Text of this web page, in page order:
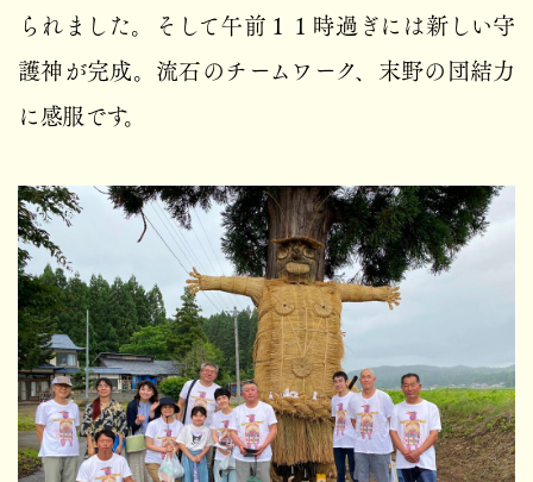
られました。そして午前１１時過ぎには新しい守
護神が完成。流石のチームワーク、末野の団結力
に感服です。